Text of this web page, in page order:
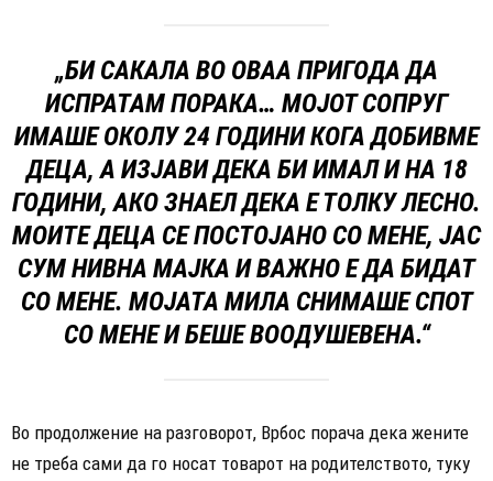
„БИ САКАЛА ВО ОВАА ПРИГОДА ДА
ИСПРАТАМ ПОРАКА… МОЈОТ СОПРУГ
ИМАШЕ ОКОЛУ 24 ГОДИНИ КОГА ДОБИВМЕ
ДЕЦА, А ИЗЈАВИ ДЕКА БИ ИМАЛ И НА 18
ГОДИНИ, АКО ЗНАЕЛ ДЕКА Е ТОЛКУ ЛЕСНО.
МОИТЕ ДЕЦА СЕ ПОСТОЈАНО СО МЕНЕ, ЈАС
СУМ НИВНА МАЈКА И ВАЖНО Е ДА БИДАТ
СО МЕНЕ. МОЈАТА МИЛА СНИМАШЕ СПОТ
СО МЕНЕ И БЕШЕ ВООДУШЕВЕНА.“
Во продолжение на разговорот, Врбос порача дека жените
не треба сами да го носат товарот на родителството, туку